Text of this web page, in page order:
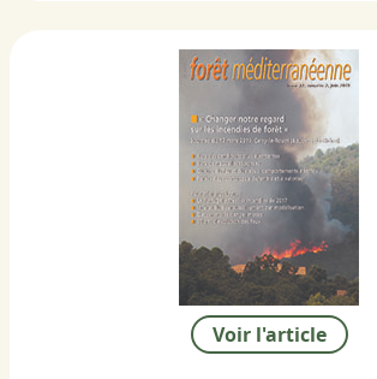
Voir l'article